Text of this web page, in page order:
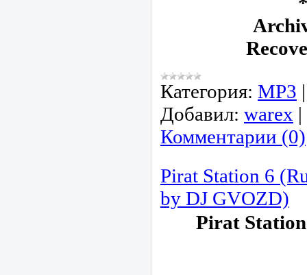
Категория: МР3
Добавил: warex |
Комментарии (0)
Pirat Station 6
by DJ GVOZD)
Pirat